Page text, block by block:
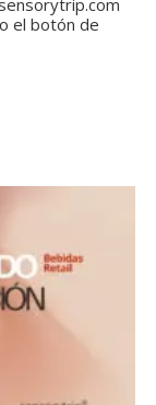
el botón de